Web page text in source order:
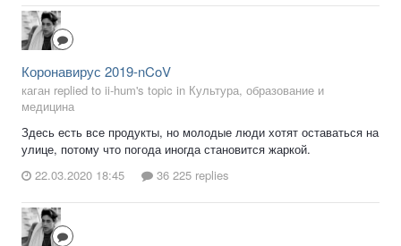
Коронавирус 2019-nCoV
каган replied to ii-hum's topic in Культура, образование и
медицина
Здесь есть все продукты, но молодые люди хотят оставаться на
улице, потому что погода иногда становится жаркой.
22.03.2020 18:45
36 225 replies